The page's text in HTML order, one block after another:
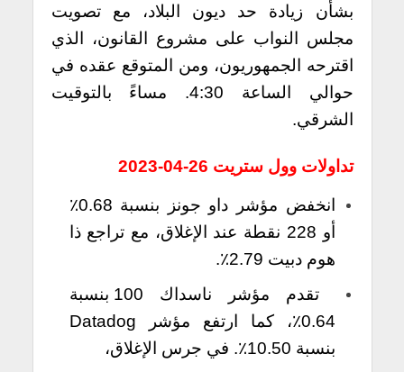
بشأن زيادة حد ديون البلاد، مع تصويت
مجلس النواب على مشروع القانون، الذي
اقترحه الجمهوريون، ومن المتوقع عقده في
حوالي الساعة 4:30. مساءً بالتوقيت
الشرقي.
تداولات وول ستريت 26-04-2023
انخفض مؤشر داو جونز بنسبة 0.68٪
أو 228 نقطة عند الإغلاق، مع تراجع ذا
هوم دبيت 2.79٪.
تقدم مؤشر ناسداك 100 بنسبة
0.64٪، كما ارتفع مؤشر Datadog
بنسبة 10.50٪. في جرس الإغلاق،